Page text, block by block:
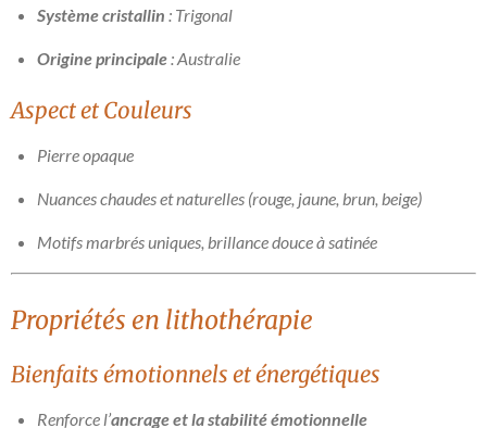
Système cristallin : Trigonal
Origine principale: Australie
Aspect et Couleurs
Pierre opaque
Nuances chaudes et naturelles (rouge, jaune, brun, beige)
Motifs marbrés uniques, brillance douce à satinée
Propriétés en lithothérapie
Bienfaits émotionnels et énergétiques
Renforce l’ancrage et la stabilité émotionnelle